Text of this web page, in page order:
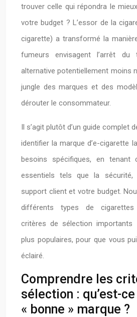
trouver celle qui répondra le
votre budget ? L’essor de la
cigarette) a transformé la
fumeurs envisagent l’arrêt
alternative potentiellement moins
jungle des marques et des
dérouter le consommateur.
Il s’agit plutôt d’un guide complet
identifier la marque d’e-cigarette
besoins spécifiques, en tenant
essentiels tels que la sécurité,
support client et votre budget.
différents types de cigarettes
critères de sélection
plus populaires, pour que vous
éclairé.
Comprendre les
sélection : qu’est-
« bonne » marque ?